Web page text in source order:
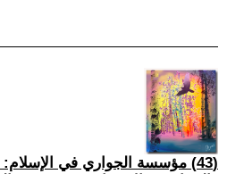
(43) مؤسسة الجواري في